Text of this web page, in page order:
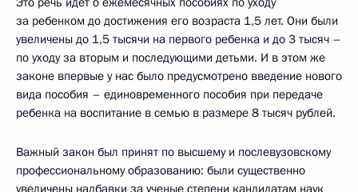
за ребенком до достижения его возраста 1,5 лет. Они были
увеличены до 1,5 тысячи на первого ребенка и до 3 тысяч –
по уходу за вторым и последующими детьми. И в этом же
законе впервые у нас было предусмотрено введение нового
вида пособия – единовременного пособия при передаче
ребенка на воспитание в семью в размере 8 тысяч рублей.
Важный закон был принят по высшему и послевузовскому
профессиональному образованию: были существенно
увеличены надбавки за ученые степени кандидатам наук